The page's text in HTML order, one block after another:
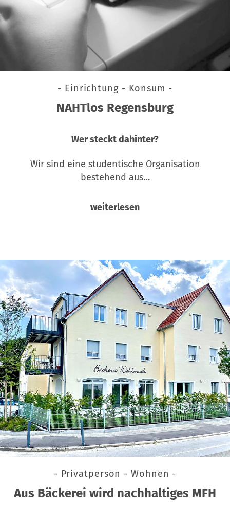
- Einrichtung - Konsum -
NAHTlos Regensburg
Wer steckt dahinter?
Wir sind eine studentische Organisation
bestehend aus…
weiterlesen
- Privatperson - Wohnen -
Aus Bäckerei wird nachhaltiges MFH